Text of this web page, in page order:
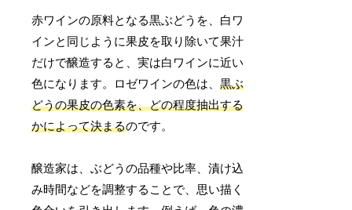
赤ワインの原料となる黒ぶどうを、白ワ
インと同じように果皮を取り除いて果汁
だけで醸造すると、実は白ワインに近い
色になります。ロゼワインの色は、黒ぶ
どうの果皮の色素を、どの程度抽出する
かによって決まるのです。
醸造家は、ぶどうの品種や比率、漬け込
み時間などを調整することで、思い描く